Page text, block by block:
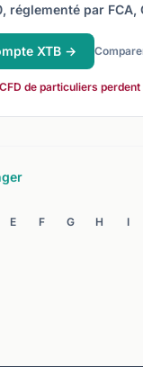
réglementé par FCA,
XTB →
de particuliers
E F G H I